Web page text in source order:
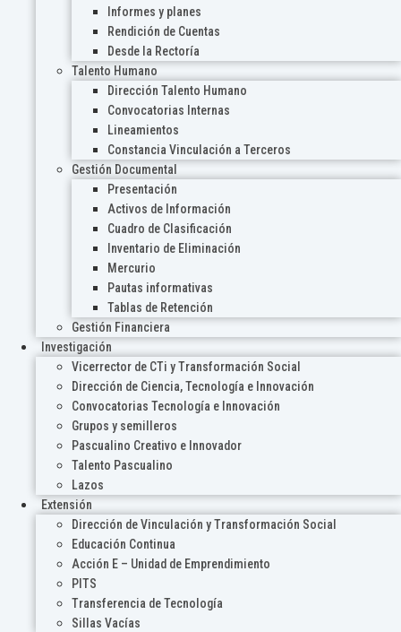
Informes y planes
Rendición de Cuentas
Desde la Rectoría
Talento Humano
Dirección Talento Humano
Convocatorias Internas
Lineamientos
Constancia Vinculación a Terceros
Gestión Documental
Presentación
Activos de Información
Cuadro de Clasificación
Inventario de Eliminación
Mercurio
Pautas informativas
Tablas de Retención
Gestión Financiera
Investigación
Vicerrector de CTi y Transformación Social
Dirección de Ciencia, Tecnología e Innovación
Convocatorias Tecnología e Innovación
Grupos y semilleros
Pascualino Creativo e Innovador
Talento Pascualino
Lazos
Extensión
Dirección de Vinculación y Transformación Social
Educación Continua
Acción E – Unidad de Emprendimiento
PITS
Transferencia de Tecnología
Sillas Vacías